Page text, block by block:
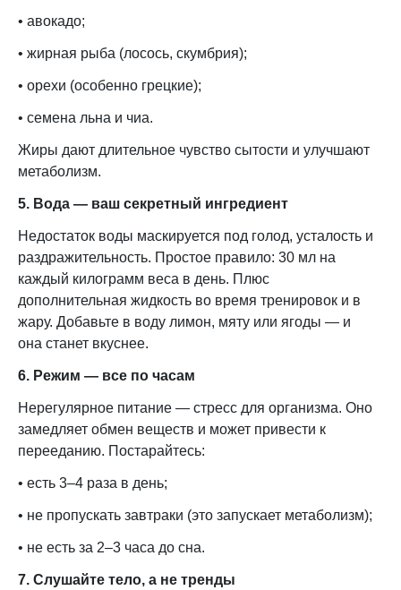
• авокадо;
• жирная рыба (лосось, скумбрия);
• орехи (особенно грецкие);
• семена льна и чиа.
Жиры дают длительное чувство сытости и улучшают
метаболизм.
5. Вода — ваш секретный ингредиент
Недостаток воды маскируется под голод, усталость и
раздражительность. Простое правило: 30 мл на
каждый килограмм веса в день. Плюс
дополнительная жидкость во время тренировок и в
жару. Добавьте в воду лимон, мяту или ягоды — и
она станет вкуснее.
6. Режим — все по часам
Нерегулярное питание — стресс для организма. Оно
замедляет обмен веществ и может привести к
перееданию. Постарайтесь:
• есть 3–4 раза в день;
• не пропускать завтраки (это запускает метаболизм);
• не есть за 2–3 часа до сна.
7. Слушайте тело, а не тренды